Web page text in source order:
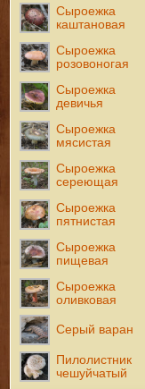
Сыроежка
каштановая
Сыроежка
розовоногая
Сыроежка
девичья
Сыроежка
мясистая
Сыроежка
сереющая
Сыроежка
пятнистая
Сыроежка
пищевая
Сыроежка
оливковая
Серый варан
Пилолистник
чешуйчатый